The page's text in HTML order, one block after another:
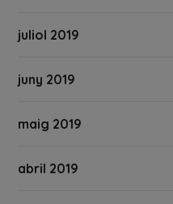
juliol 2019
juny 2019
maig 2019
abril 2019